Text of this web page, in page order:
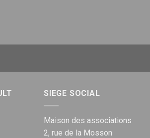
SIEGE SOCIAL
Maison des associations
2, rue de la Mosson